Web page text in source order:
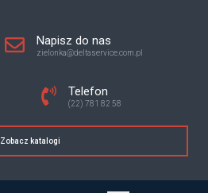
Napisz do nas
zielonka@deltaservice.com.pl
Telefon
(22) 781 82 58
Zobacz katalogi